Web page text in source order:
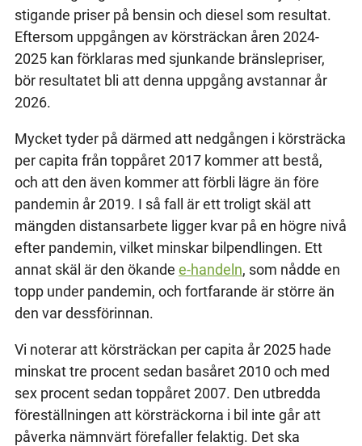
stigande priser på bensin och diesel som resultat.
Eftersom uppgången av körsträckan åren 2024-
2025 kan förklaras med sjunkande bränslepriser,
bör resultatet bli att denna uppgång avstannar år
2026.
Mycket tyder på därmed att nedgången i körsträcka
per capita från toppåret 2017 kommer att bestå,
och att den även kommer att förbli lägre än före
pandemin år 2019. I så fall är ett troligt skäl att
mängden distansarbete ligger kvar på en högre nivå
efter pandemin, vilket minskar bilpendlingen. Ett
annat skäl är den ökande e-handeln, som nådde en
topp under pandemin, och fortfarande är större än
den var dessförinnan.
Vi noterar att körsträckan per capita år 2025 hade
minskat tre procent sedan basåret 2010 och med
sex procent sedan toppåret 2007. Den utbredda
föreställningen att körsträckorna i bil inte går att
påverka nämnvärt förefaller felaktig. Det ska